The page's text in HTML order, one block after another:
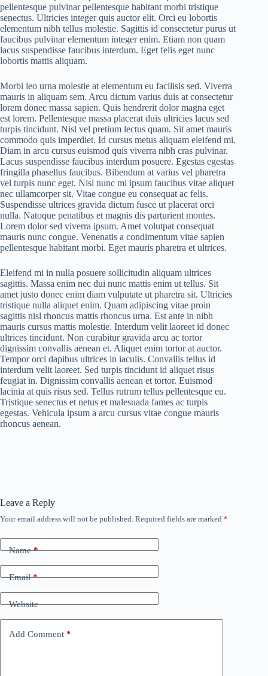
pellentesque pulvinar pellentesque habitant morbi tristique
senectus. Ultricies integer quis auctor elit. Orci eu lobortis
elementum nibh tellus molestie. Sagittis id consectetur purus ut
faucibus pulvinar elementum integer enim. Etiam non quam
lacus suspendisse faucibus interdum. Eget felis eget nunc
lobortis mattis aliquam.
Morbi leo urna molestie at elementum eu facilisis sed. Viverra
mauris in aliquam sem. Arcu dictum varius duis at consectetur
lorem donec massa sapien. Quis hendrerit dolor magna eget
est lorem. Pellentesque massa placerat duis ultricies lacus sed
turpis tincidunt. Nisl vel pretium lectus quam. Sit amet mauris
commodo quis imperdiet. Id cursus metus aliquam eleifend mi.
Diam in arcu cursus euismod quis viverra nibh cras pulvinar.
Lacus suspendisse faucibus interdum posuere. Egestas egestas
fringilla phasellus faucibus. Bibendum at varius vel pharetra
vel turpis nunc eget. Nisl nunc mi ipsum faucibus vitae aliquet
nec ullamcorper sit. Vitae congue eu consequat ac felis.
Suspendisse ultrices gravida dictum fusce ut placerat orci
nulla. Natoque penatibus et magnis dis parturient montes.
Lorem dolor sed viverra ipsum. Amet volutpat consequat
mauris nunc congue. Venenatis a condimentum vitae sapien
pellentesque habitant morbi. Eget mauris pharetra et ultrices.
Eleifend mi in nulla posuere sollicitudin aliquam ultrices
sagittis. Massa enim nec dui nunc mattis enim ut tellus. Sit
amet justo donec enim diam vulputate ut pharetra sit. Ultricies
tristique nulla aliquet enim. Quam adipiscing vitae proin
sagittis nisl rhoncus mattis rhoncus urna. Est ante in nibh
mauris cursus mattis molestie. Interdum velit laoreet id donec
ultrices tincidunt. Non curabitur gravida arcu ac tortor
dignissim convallis aenean et. Aliquet enim tortor at auctor.
Tempor orci dapibus ultrices in iaculis. Convallis tellus id
interdum velit laoreet. Sed turpis tincidunt id aliquet risus
feugiat in. Dignissim convallis aenean et tortor. Euismod
lacinia at quis risus sed. Tellus rutrum tellus pellentesque eu.
Tristique senectus et netus et malesuada fames ac turpis
egestas. Vehicula ipsum a arcu cursus vitae congue mauris
rhoncus aenean.
Leave a Reply
Your email address will not be published. Required fields are marked *
Name*
Email*
Website
Add Comment *